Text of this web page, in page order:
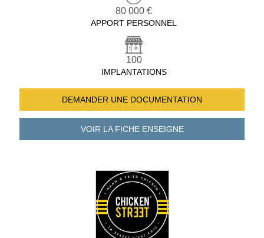
80 000 €
APPORT PERSONNEL
100
IMPLANTATIONS
DEMANDER UNE DOCUMENTATION
VOIR LA FICHEENSEIGNE